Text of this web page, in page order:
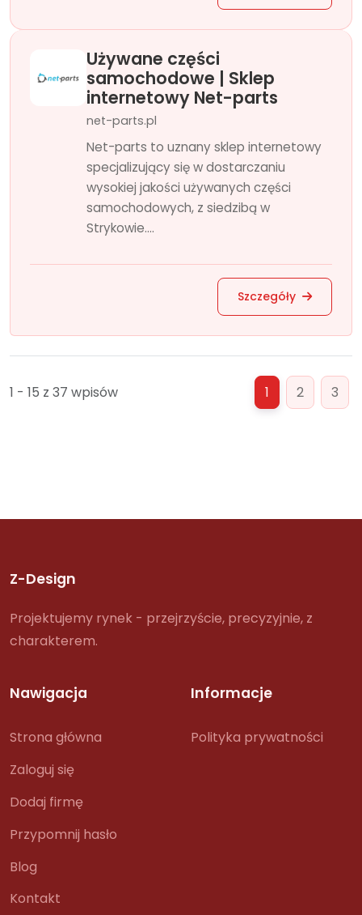
Używane części
samochodowe | Sklep
internetowy Net-parts
net-parts.pl
Net-parts to uznany sklep internetowy
specjalizujący się w dostarczaniu
wysokiej jakości używanych części
samochodowych, z siedzibą w
Strykowie....
Szczegóły
1 - 15 z 37 wpisów 1 2 3
Z-Design
Projektujemy rynek - przejrzyście, precyzyjnie, z
charakterem.
Nawigacja
Strona główna
Zaloguj się
Dodaj firmę
Przypomnij hasło
Blog
Kontakt
Informacje
Polityka prywatności